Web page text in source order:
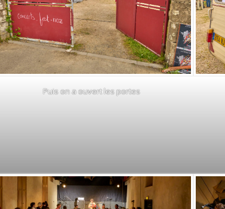
Puis on a ouvert les portes